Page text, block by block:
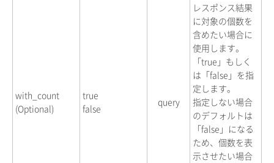
with_count
(Optional)
true
false
query
レスポンス結果
に対象の個数を
含めたい場合に
使用します。
「true」もしく
は「false」を指
定します。
指定しない場合
のデフォルトは
「false」になる
ため、個数を表
示させたい場合